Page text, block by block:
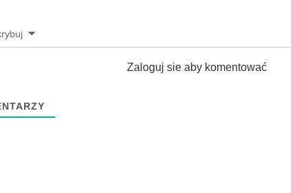
Zaloguj sie aby komentować